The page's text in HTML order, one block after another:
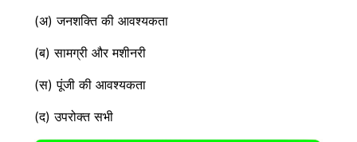
(अ) जनशक्ति की आवश्यकता
(ब) सामग्री और मशीनरी
(स) पूंजी की आवश्यकता
(द) उपरोक्त सभी